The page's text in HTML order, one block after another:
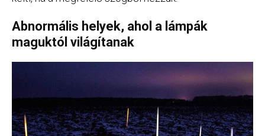
Abnormális helyek, ahol a lámpák
maguktól világítanak